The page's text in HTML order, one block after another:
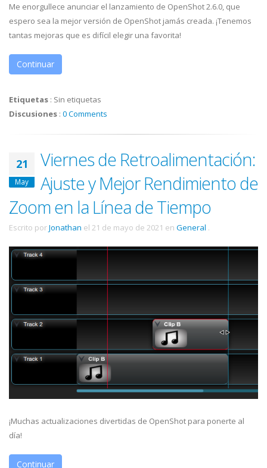
Me enorgullece anunciar el lanzamiento de OpenShot 2.6.0, que
espero sea la mejor versión de OpenShot jamás creada. ¡Tenemos
tantas mejoras que es difícil elegir una favorita!
Continuar
Etiquetas : Sin etiquetas
Discusiones : 0 Comments
21
May
Viernes de Retroalimentación:
Ajuste y Mejor Rendimiento de
Zoom en la Línea de Tiempo
Escrito porJonathan el 21 de mayo de 2021 en General .
¡Muchas actualizaciones divertidas de OpenShot para ponerte al
día!
Continuar